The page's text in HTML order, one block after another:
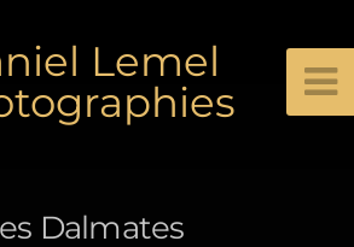
Lemel
Dalmates